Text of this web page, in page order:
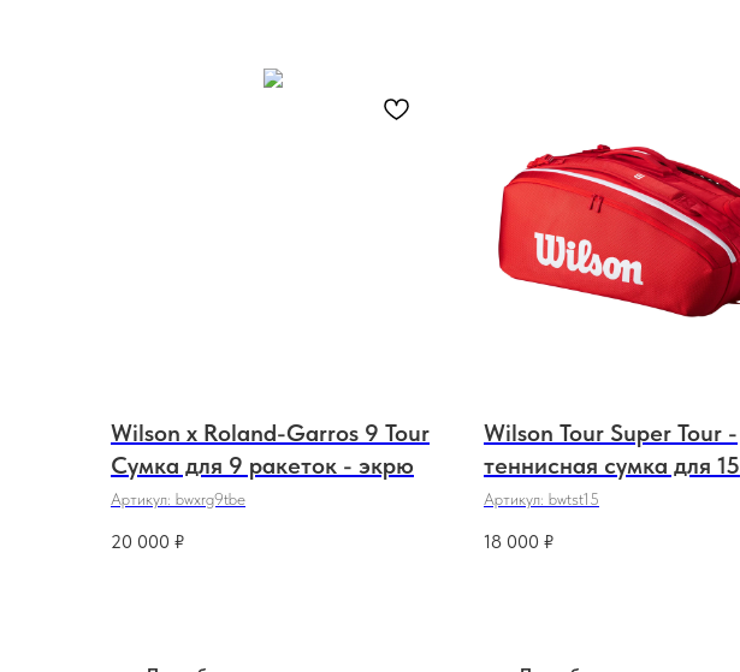
Wilson x Roland-Garros 9 Tour
Сумка для 9 ракеток - экрю
Артикул: bwxrg9tbe
20 000 ₽
Wilson Tour Super Tour -
теннисная сумка для 15
ракеток.
Артикул: bwtst15
18 000 ₽